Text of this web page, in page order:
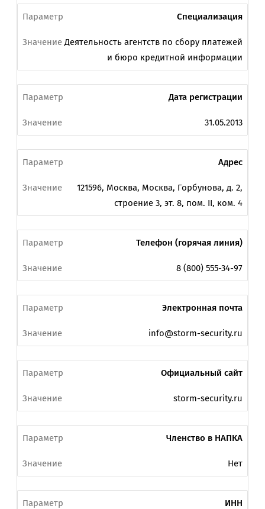
Специализация
Деятельность агентств по сбору платежей
и бюро кредитной информации
Дата регистрации
31.05.2013
Адрес
121596, Москва, Москва, Горбунова, д. 2,
строение 3, эт. 8, пом. II, ком. 4
Телефон (горячая линия)
8 (800) 555-34-97
Электронная почта
info@storm-security.ru
Официальный сайт
storm-security.ru
Членство в НАПКА
Нет
ИНН